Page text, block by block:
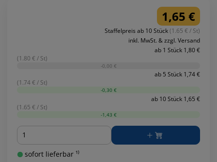
1,65 €
Staffelpreis ab 10 Stück(1.65 € / St)
inkl. MwSt. & zzgl. Versand
ab 1 Stück 1,80 €
(1.80 € / St)
-0,00 €
ab 5 Stück 1,74 €
(1.74 € / St)
-0,30 €
ab 10 Stück 1,65 €
(1.65 € / St)
-1,43 €
Menge
sofort lieferbar ¹⁾